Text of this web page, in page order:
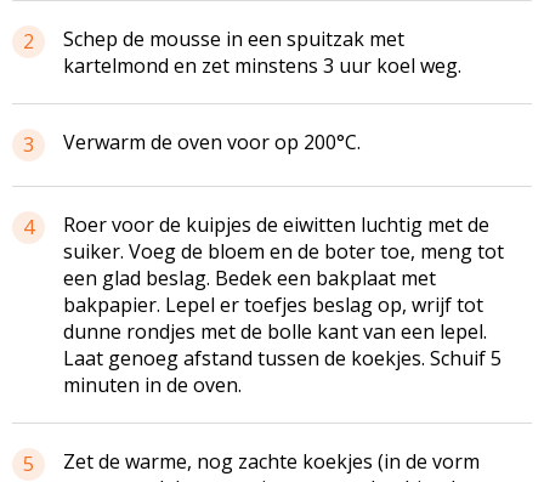
2
Schep de mousse in een spuitzak met
kartelmond en zet minstens 3 uur koel weg.
3 Verwarm de oven voor op 200°C.
4
Roer voor de kuipjes de eiwitten luchtig met de
suiker. Voeg de bloem en de boter toe, meng tot
een glad beslag. Bedek een bakplaat met
bakpapier. Lepel ertoefjes beslag op, wrijf tot
dunne rondjes met de bolle kant van een lepel.
Laat genoeg afstand tussen de koekjes. Schuif 5
minuten in de oven.
5
Zet de warme, nog zachte koekjes (in de vorm